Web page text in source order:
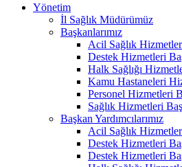
Yönetim
İl Sağlık Müdürümüz
Başkanlarımız
Acil Sağlık
Destek Hizmetleri
Halk Sağlığı
Kamu Hastaneleri
Personel Hizmetleri
Sağlık Hizmetleri
Başkan Yardımcılarımız
Acil Sağlık
Destek Hizmetleri
Destek Hizmetleri